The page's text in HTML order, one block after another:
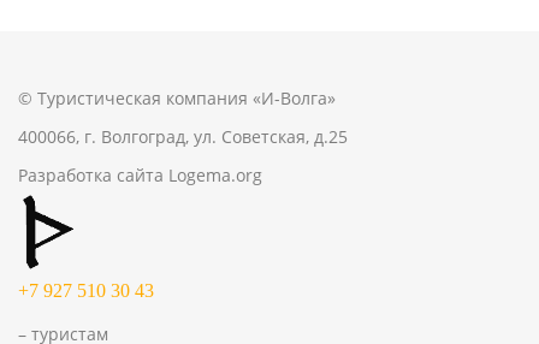
© Туристическая компания «И-Волга»
400066, г. Волгоград, ул. Советская, д.25
Разработка сайта Logema.org
+7 927 510 30 43
– туристам